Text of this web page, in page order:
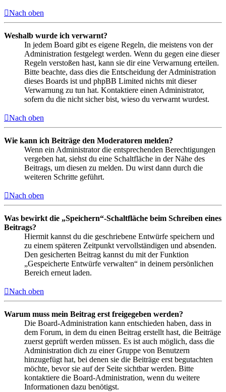
Nach oben
Weshalb wurde ich verwarnt?
In jedem Board gibt es eigene Regeln, die meistens von der
Administration festgelegt werden. Wenn du gegen eine dieser
Regeln verstoßen hast, kann sie dir eine Verwarnung erteilen.
Bitte beachte, dass dies die Entscheidung der Administration
dieses Boards ist und phpBB Limited nichts mit dieser
Verwarnung zu tun hat. Kontaktiere einen Administrator,
sofern du die nicht sicher bist, wieso du verwarnt wurdest.
Nach oben
Wie kann ich Beiträge den Moderatoren melden?
Wenn ein Administrator die entsprechenden Berechtigungen
vergeben hat, siehst du eine Schaltfläche in der Nähe des
Beitrags, um diesen zu melden. Du wirst dann durch die
weiteren Schritte geführt.
Nach oben
Was bewirkt die „Speichern“-Schaltfläche beim Schreiben eines
Beitrags?
Hiermit kannst du die geschriebene Entwürfe speichern und
zu einem späteren Zeitpunkt vervollständigen und absenden.
Den gesicherten Beitrag kannst du mit der Funktion
„Gespeicherte Entwürfe verwalten“ in deinem persönlichen
Bereich erneut laden.
Nach oben
Warum muss mein Beitrag erst freigegeben werden?
Die Board-Administration kann entschieden haben, dass in
dem Forum, in dem du einen Beitrag erstellt hast, die Beiträge
zuerst geprüft werden müssen. Es ist auch möglich, dass die
Administration dich zu einer Gruppe von Benutzern
hinzugefügt hat, bei denen sie die Beiträge erst begutachten
möchte, bevor sie auf der Seite sichtbar werden. Bitte
kontaktiere die Board-Administration, wenn du weitere
Informationen dazu benötigst.